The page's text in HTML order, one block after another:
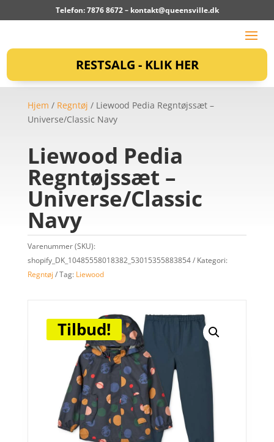
Telefon: 7876 8672 – kontakt@queensville.dk
RESTSALG - KLIK HER
Hjem / Regntøj / Liewood Pedia Regntøjssæt –
Universe/Classic Navy
Liewood Pedia
Regntøjssæt –
Universe/Classic
Navy
Varenummer (SKU):
shopify_DK_10485558018382_53015355883854
Kategori:
Regntøj
Tag: Liewood
Tilbud!